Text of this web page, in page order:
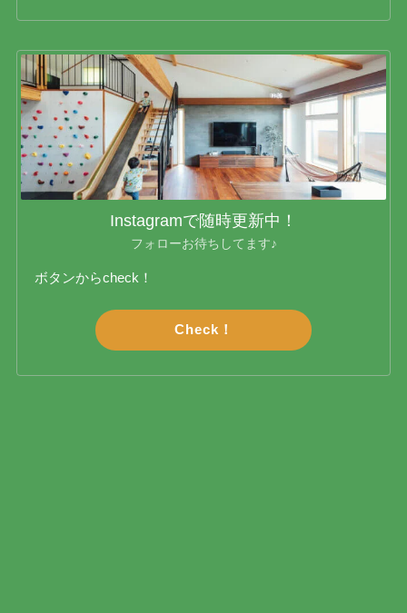
Instagramで随時更新中！
フォローお待ちしてます♪
ボタンからcheck！
Check！